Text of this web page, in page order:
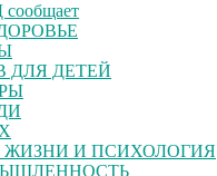
ДЛЯ ДЕТЕЙ
ЖИЗНИ И ПСИХОЛОГИЯ